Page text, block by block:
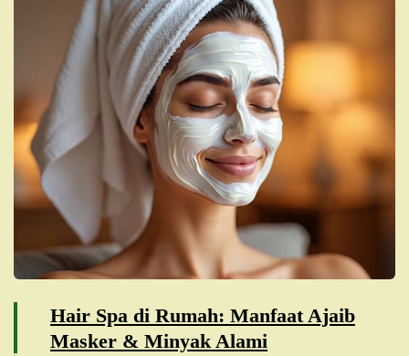
Hair Spa di Rumah: Manfaat Ajaib
Masker & Minyak Alami